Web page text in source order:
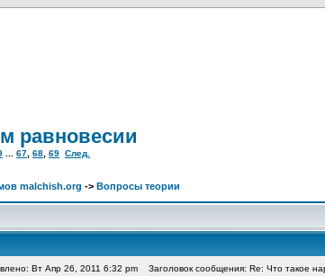
равновесии
67 68 69 След.
malchish.org -> Вопросы теории
Вт Апр 26, 2011 6:32 pm Заголовок сообщения: Re: Что такое